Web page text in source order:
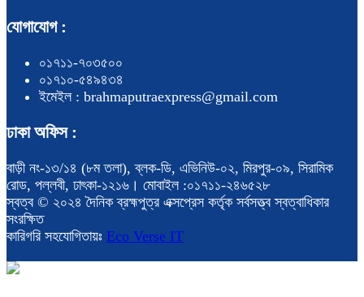
যোগাযোগ :
০১৭১১-৭০৩৫০০
০১৭১০-৫৪৯৪৩৪
ইমেইল : brahmaputraexpress@gmail.com
ঢাকা অফিস :
বাড়ী নং-১৩/১৪ (৮ম তলা), ব্লক-ডি, এভিনিউ-০২, মিরপুর-০৯, সিরামিক
রোড, পল্লবী, ঢাৎকা-১২১৬। মোবাইল :০১৭১১-২৪৬৫২৮
স্বত্ব © ২০২৪ দৈনিক ব্রহ্মপুত্র এক্সপ্রেস কর্তৃক সর্বসত্ত্ব স্বত্বাধিকার
সংরক্ষিত
কারিগরি সহযোগিতায়ঃ Eco Verse IT